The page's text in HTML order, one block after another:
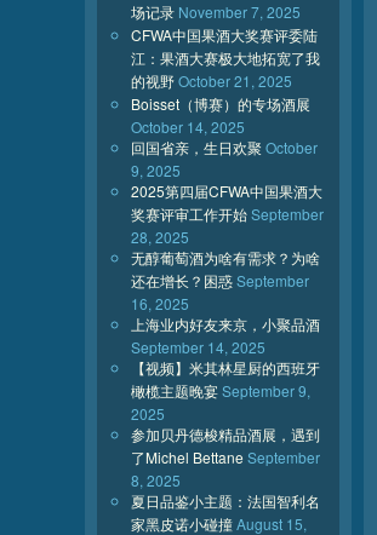
场记录 November 7, 2025
CFWA中国果酒大奖赛评委陆
江：果酒大赛极大地拓宽了我
的视野October 21, 2025
Boisset（博赛）的专场酒展
October 14, 2025
回国省亲，生日欢聚 October
9, 2025
2025第四届CFWA中国果酒大
奖赛评审工作开始September
28, 2025
无醇葡萄酒为啥有需求？为啥
还在增长？困惑September
16, 2025
上海业内好友来京，小聚品酒
September 14, 2025
【视频】米其林星厨的西班牙
橄榄主题晚宴September 9,
2025
参加贝丹德梭精品酒展，遇到
了Michel Bettane September
8, 2025
夏日品鉴小主题：法国智利名
家黑皮诺小碰撞August 15,